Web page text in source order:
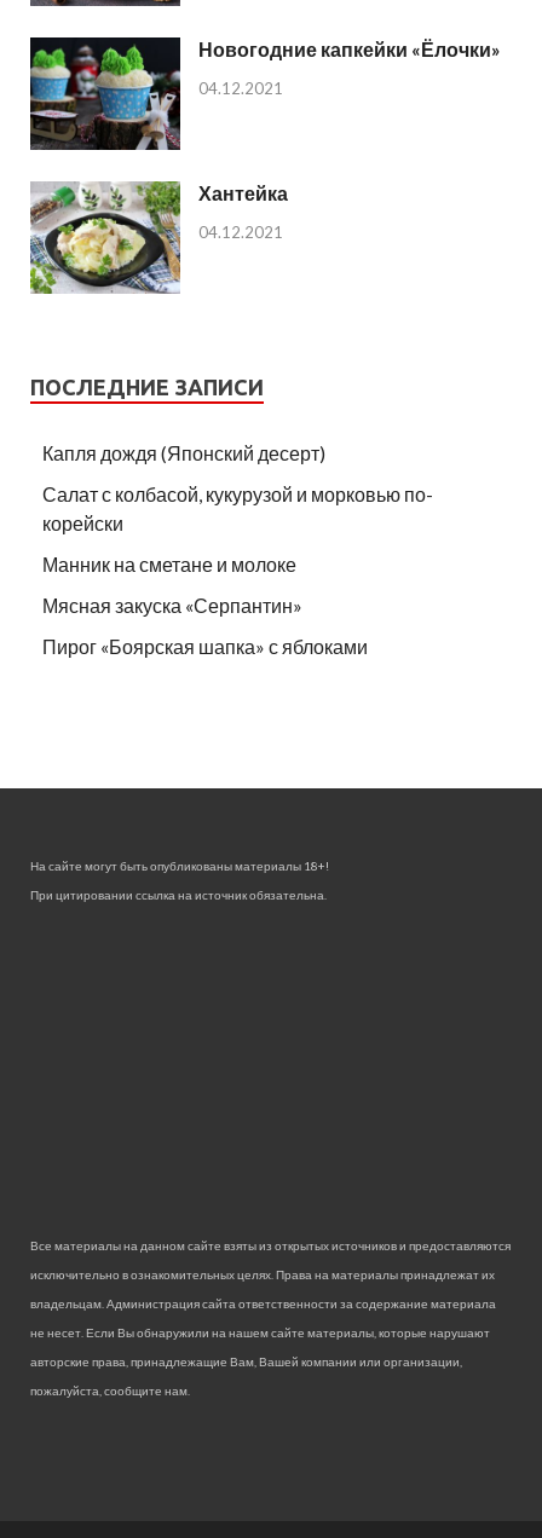
Новогодние капкейки «Ёлочки»
04.12.2021
Хантейка
04.12.2021
ПОСЛЕДНИЕ ЗАПИСИ
Капля дождя (Японский десерт)
Салат с колбасой, кукурузой и морковью по-
корейски
Манник на сметане и молоке
Мясная закуска «Серпантин»
Пирог «Боярская шапка» с яблоками
На сайте могут быть опубликованы материалы 18+!
При цитировании ссылка на источник обязательна.
Все материалы на данном сайте взяты из открытых источников и предоставляются
исключительно в ознакомительных целях. Права на материалы принадлежат их
владельцам. Администрация сайта ответственности за содержание материала
не несет. Если Вы обнаружили на нашем сайте материалы, которые нарушают
авторские права, принадлежащие Вам, Вашей компании или организации,
пожалуйста, сообщите нам.